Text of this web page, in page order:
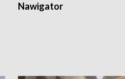
Nawigator